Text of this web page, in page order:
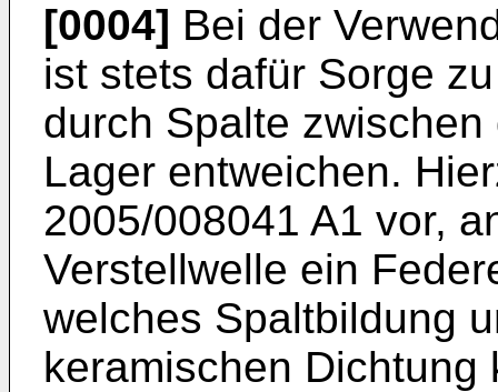
[0004] Bei der
ist stets dafür Sorge
durch Spalte
Lager entweichen.
2005/008041 A1 vor,
Verstellwelle ein
welches Spaltbildung
keramischen Dichtung